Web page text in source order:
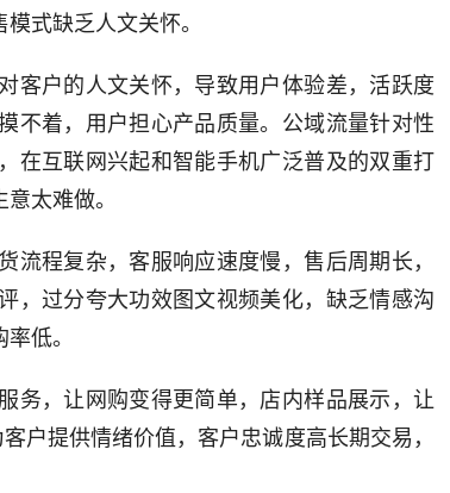
式缺乏人文关怀。
客户的人文关怀，导致用户体验差，活跃度
不着，用户担心产品质量。公域流量针对性
在互联网兴起和智能手机广泛普及的双重打
太难做。
程复杂，客服响应速度慢，售后周期长，
，过分夸大功效图文视频美化，缺乏情感沟
低。
务，让网购变得更简单，店内样品展示，让
户提供情绪价值，客户忠诚度高长期交易，